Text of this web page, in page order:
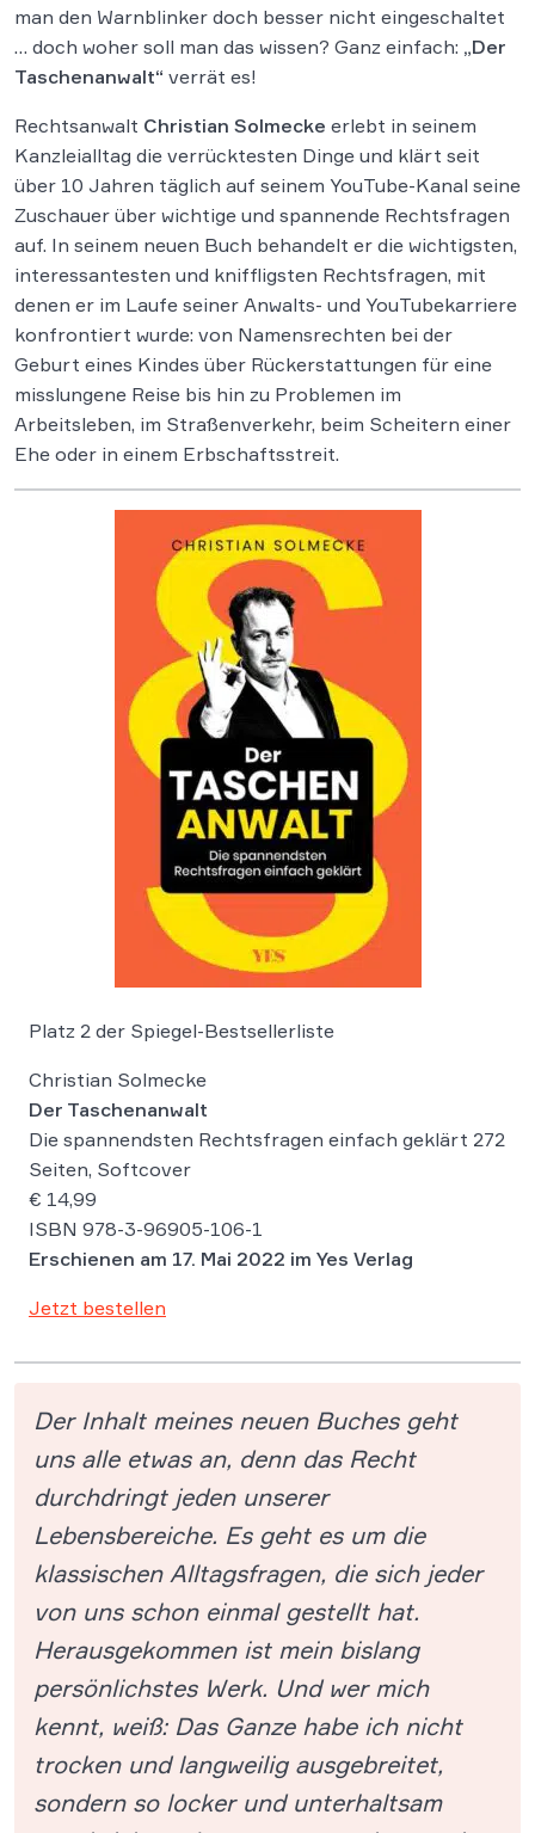
man den Warnblinker doch besser nicht eingeschaltet
… doch woher soll man das wissen? Ganz einfach: „Der
Taschenanwalt“ verrät es!
Rechtsanwalt Christian Solmecke erlebt in seinem
Kanzleialltag die verrücktesten Dinge und klärt seit
über 10 Jahren täglich auf seinem YouTube-Kanal seine
Zuschauer über wichtige und spannende Rechtsfragen
auf. In seinem neuen Buch behandelt er die wichtigsten,
interessantesten und kniffligsten Rechtsfragen, mit
denen er im Laufe seiner Anwalts- und YouTubekarriere
konfrontiert wurde: von Namensrechten bei der
Geburt eines Kindes über Rückerstattungen für eine
misslungene Reise bis hin zu Problemen im
Arbeitsleben, im Straßenverkehr, beim Scheitern einer
Ehe oder in einem Erbschaftsstreit.
Platz 2 der Spiegel-Bestsellerliste
Christian Solmecke
Der Taschenanwalt
Die spannendsten Rechtsfragen einfach geklärt 272
Seiten, Softcover
€ 14,99
ISBN 978-3-96905-106-1
Erschienen am 17. Mai 2022 im Yes Verlag
Jetzt bestellen
Der Inhalt meines neuen Buches geht
uns alle etwas an, denn das Recht
durchdringt jeden unserer
Lebensbereiche. Es geht es um die
klassischen Alltagsfragen, die sich jeder
von uns schon einmal gestellt hat.
Herausgekommen ist mein bislang
persönlichstes Werk. Und wer mich
kennt, weiß: Das Ganze habe ich nicht
trocken und langweilig ausgebreitet,
sondern so locker und unterhaltsam